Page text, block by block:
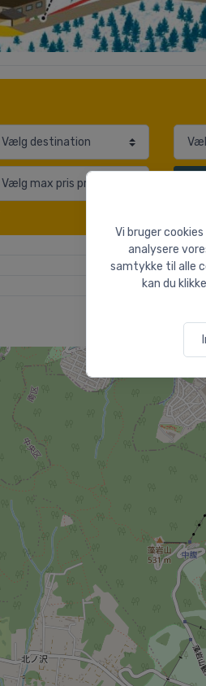
Vi bruger
analysere
samtykke til alle
kan du